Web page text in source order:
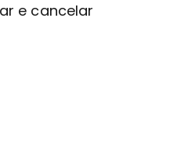
e cancelar